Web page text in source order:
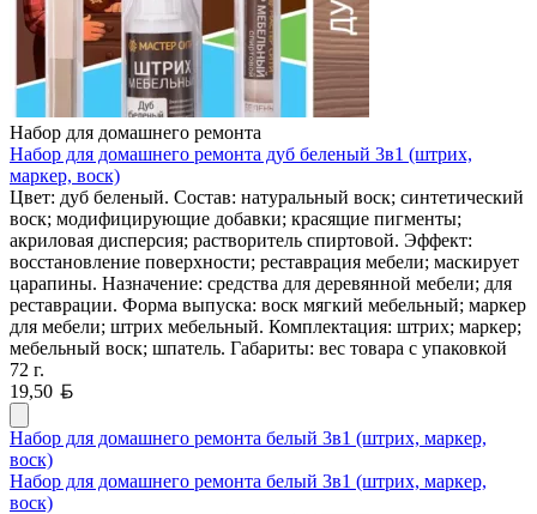
Набор для домашнего ремонта
Набор для домашнего ремонта дуб беленый 3в1 (штрих,
маркер, воск)
Цвет: дуб беленый. Состав: натуральный воск; синтетический
воск; модифицирующие добавки; красящие пигменты;
акриловая дисперсия; растворитель спиртовой. Эффект:
восстановление поверхности; реставрация мебели; маскирует
царапины. Назначение: средства для деревянной мебели; для
реставрации. Форма выпуска: воск мягкий мебельный; маркер
для мебели; штрих мебельный. Комплектация: штрих; маркер;
мебельный воск; шпатель. Габариты: вес товара с упаковкой
72 г.
19,50
Набор для домашнего ремонта белый 3в1 (штрих, маркер,
воск)
Набор для домашнего ремонта белый 3в1 (штрих, маркер,
воск)